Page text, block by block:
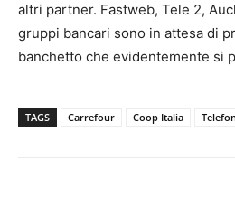
altri partner. Fastweb, Tele 2,
gruppi bancari sono in attesa di
banchetto che evidentemente si
TAGS Carrefour Coop Italia